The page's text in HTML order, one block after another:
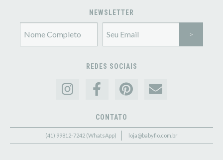
NEWSLETTER
REDES SOCIAIS
CONTATO
(41) 99812-7242 (WhatsApp) loja@babyfio.com.br